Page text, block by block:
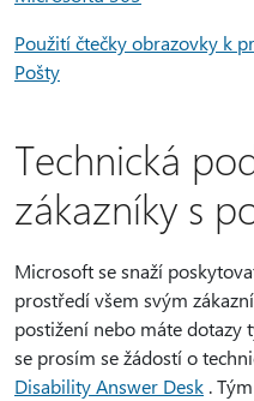
Použití čtečky obrazovky k
Pošty
Technická
zákazníky s
Microsoft se snaží
prostředí všem svým
postižení nebo máte
se prosím se žádostí o
Disability Answer Desk .